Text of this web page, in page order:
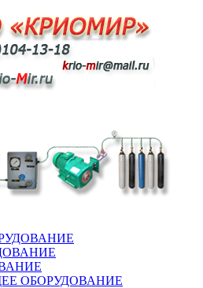
ОБОРУДОВАНИЕ